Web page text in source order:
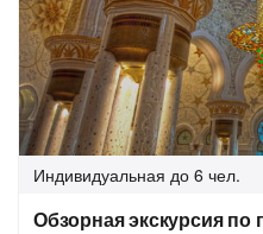
Индивидуальная до 6 чел.
Обзорная экскурсия по